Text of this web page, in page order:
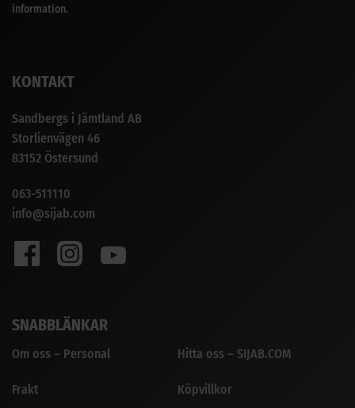
information.
KONTAKT
Sandbergs i Jämtland AB
Storlienvägen 46
83152 Östersund
063-511110
info@sijab.com
SNABBLÄNKAR
Om oss – Personal
Frakt
Hitta oss – SIJAB.COM
Köpvillkor